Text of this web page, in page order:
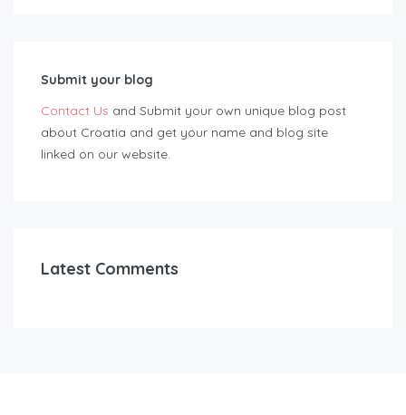
Submit your blog
Contact Us and Submit your own unique blog post
about Croatia and get your name and blog site
linked on our website.
Latest Comments